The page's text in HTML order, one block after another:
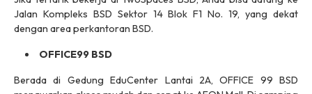
Jalan Kompleks BSD Sektor 14 Blok F1 No. 19, yang dekat
dengan area perkantoran BSD.
OFFICE99 BSD
Berada di Gedung EduCenter Lantai 2A, OFFICE 99 BSD